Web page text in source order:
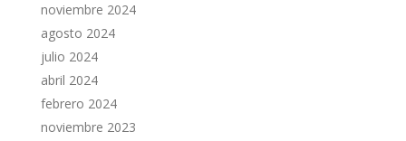
noviembre 2024
agosto 2024
julio 2024
abril 2024
febrero 2024
noviembre 2023